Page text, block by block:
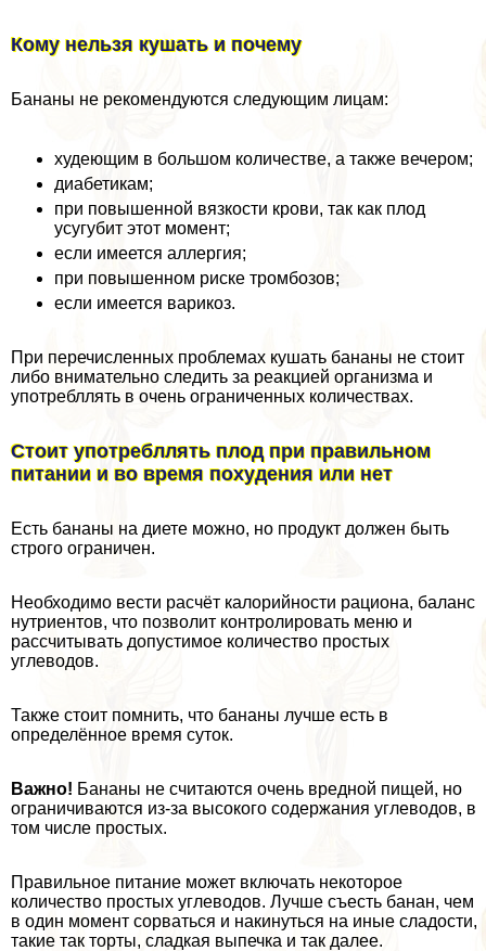
Кому нельзя кушать и почему
Бананы не рекомендуются следующим лицам:
худеющим в большом количестве, а также вечером;
диабетикам;
при повышенной вязкости крови, так как плод
усугубит этот момент;
если имеется аллергия;
при повышенном риске тромбозов;
если имеется варикоз.
При перечисленных проблемах кушать бананы не стоит
либо внимательно следить за реакцией организма и
употрeбллять в очень ограниченных количествах.
Стоит употрeбллять плод при правильном
питании и во время похудения или нет
Есть бананы на диете можно, но продукт должен быть
строго ограничен.
Необходимо вести расчёт калорийности рациона, баланс
нутриентов, что позволит контролировать меню и
рассчитывать допустимое количество простых
углеводов.
Также стоит помнить, что бананы лучше есть в
определённое время суток.
Важно! Бананы не считаются очень вредной пищей, но
ограничиваются из-за высокого содержания углеводов, в
том числе простых.
Правильное питание может включать некоторое
количество простых углеводов. Лучше съесть банан, чем
в один момент сорваться и накинуться на иные сладости,
такие так торты, сладкая выпечка и так далее.